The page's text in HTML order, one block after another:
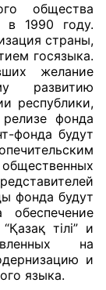
общества
в 1990 году.
страны,
госязыка.
желание
развитию
республики,
фонда
фонда будут
фонда будут
тілі” и
на
и
языка.